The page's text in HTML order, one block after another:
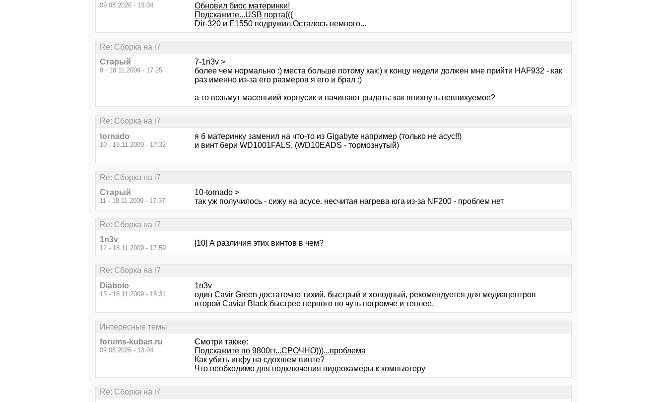
09.08.2026 - 13:04
Обновил биос материнки!
Подскажите...USB порта(((
Dir-320 и E1550 подружил.Осталось немного...
Re: Сборка на i7
Старый
9 - 18.11.2009 - 17:25
7-1n3v >
более чем нормально :) места больше потому как:) к концу недели должен мне прийти HAF932 - как
раз именно из-за его размеров я его и брал :)
а то возьмут масенький корпусик и начинают рыдать: как впихнуть невпихуемое?
Re: Сборка на i7
tornado
10 - 18.11.2009 - 17:32
я б материнку заменил на что-то из Gigabyte например (только не асус!!)
и винт бери WD1001FALS, (WD10EADS - тормознутый)
Re: Сборка на i7
Старый
11 - 18.11.2009 - 17:37
10-tornado >
так уж получилось - сижу на асусе. несчитая нагрева юга из-за NF200 - проблем нет
Re: Сборка на i7
1n3v
12 - 18.11.2009 - 17:59
[10] А различия этих винтов в чем?
Re: Сборка на i7
Diabolo
13 - 18.11.2009 - 18:31
1n3v
один Cavir Green достаточно тихий, быстрый и холодный, рекомендуется для медиацентров
второй Caviar Black быстрее первого но чуть погромче и теплее.
Интересные темы
forums-kuban.ru
09.08.2026 - 13:04
Смотри также:
Подскажите по 9800гт...СРОЧНО)))...проблема
Как убить инфу на сдохшем винте?
Что необходимо для подключения видеокамеры к компьютеру
Re: Сборка на i7